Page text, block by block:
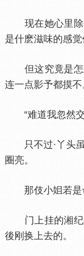
现在她心里除
是什麽滋味的感觉
但这究竟是怎
连一点影予都摸不
“难道我忽然交
只不过·丫头虽
圈亮。
那伎小 若是
门上挂的湘纪
後刚换上去的。